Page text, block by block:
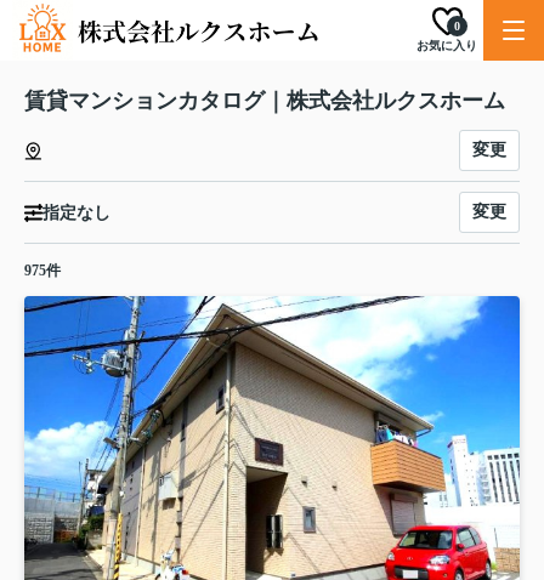
お気に入り
0
賃貸マンションカタログ｜株式会社ルクスホーム
変更
指定なし 変更
975件